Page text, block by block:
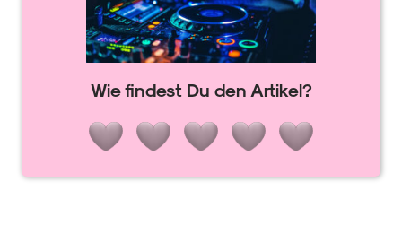
Wie findest Du den Artikel?